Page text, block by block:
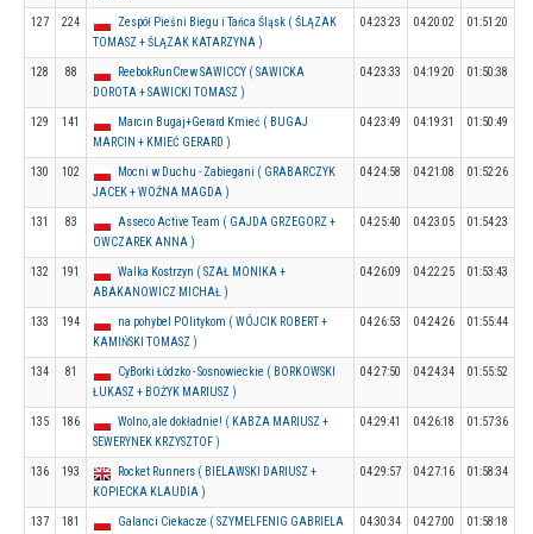
127 224
Zespół Pieśni Biegu i Tańca Śląsk ( ŚLĄZAK
TOMASZ + ŚLĄZAK KATARZYNA )
04:23:23 04:20:02 01:51:20
128 88
ReebokRunCrew SAWICCY ( SAWICKA
DOROTA + SAWICKI TOMASZ )
04:23:33 04:19:20 01:50:38
129 141
Marcin Bugaj+Gerard Kmieć ( BUGAJ
MARCIN + KMIEĆ GERARD )
04:23:49 04:19:31 01:50:49
130 102
Mocni w Duchu - Zabiegani ( GRABARCZYK
JACEK + WOŹNA MAGDA )
04:24:58 04:21:08 01:52:26
131 83
Asseco Active Team ( GAJDA GRZEGORZ +
OWCZAREK ANNA )
04:25:40 04:23:05 01:54:23
132 191
Walka Kostrzyn ( SZAŁ MONIKA +
ABAKANOWICZ MICHAŁ )
04:26:09 04:22:25 01:53:43
133 194
na pohybel POlitykom ( WÓJCIK ROBERT +
KAMIŃSKI TOMASZ )
04:26:53 04:24:26 01:55:44
134 81
CyBorki Łódzko - Sosnowieckie ( BORKOWSKI
ŁUKASZ + BOŻYK MARIUSZ )
04:27:50 04:24:34 01:55:52
135 186
Wolno, ale dokładnie! ( KABZA MARIUSZ +
SEWERYNEK KRZYSZTOF )
04:29:41 04:26:18 01:57:36
136 193
Rocket Runners ( BIELAWSKI DARIUSZ +
KOPIECKA KLAUDIA )
04:29:57 04:27:16 01:58:34
137 181
Galanci Ciekacze ( SZYMELFENIG GABRIELA
04:30:34 04:27:00 01:58:18